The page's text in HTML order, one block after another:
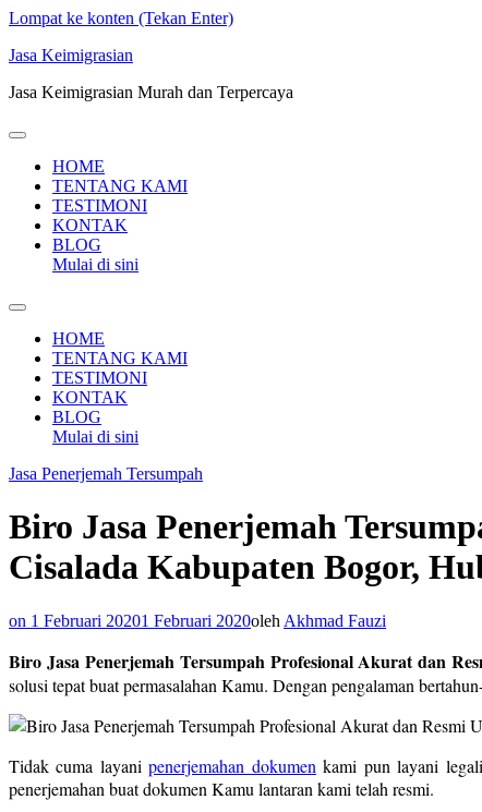
Lompat ke konten (Tekan Enter)
Jasa Keimigrasian
Jasa Keimigrasian Murah dan Terpercaya
HOME
TENTANG KAMI
TESTIMONI
KONTAK
BLOG
Mulai di sini
HOME
TENTANG KAMI
TESTIMONI
KONTAK
BLOG
Mulai di sini
Jasa Penerjemah Tersumpah
Biro Jasa Penerjemah
Cisalada Kabupaten Bogor,
on 1 Februari 20201 Februari 2020oleh Akhmad Fauzi
Biro Jasa Penerjemah Tersumpah Profesional Akurat dan
solusi tepat buat permasalahan Kamu. Dengan pengalaman
Tidak cuma layanipenerjemahan dokumen kami pun layani
penerjemahan buat dokumen Kamu lantaran kami telah resmi.